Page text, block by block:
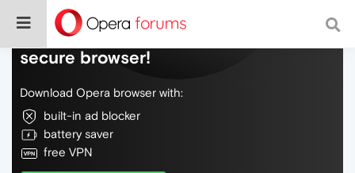
Do more on the web, with a fast and
secure browser!
Download Opera browser with:
built-in ad blocker
battery saver
free VPN